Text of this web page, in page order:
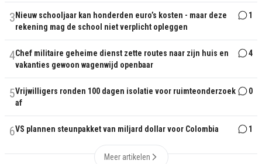
3 Nieuw schooljaar kan honderden euro’s kosten - maar deze
rekening mag de school niet verplicht opleggen
1
4Chef militaire geheime dienst zette routes naar zijn huis en
vakanties gewoon wagenwijd openbaar
4
5Vrijwilligers ronden 100 dagen isolatie voor ruimteonderzoek
af
0
6VS plannen steunpakket van miljard dollar voor Colombia 1
Meer artikelen